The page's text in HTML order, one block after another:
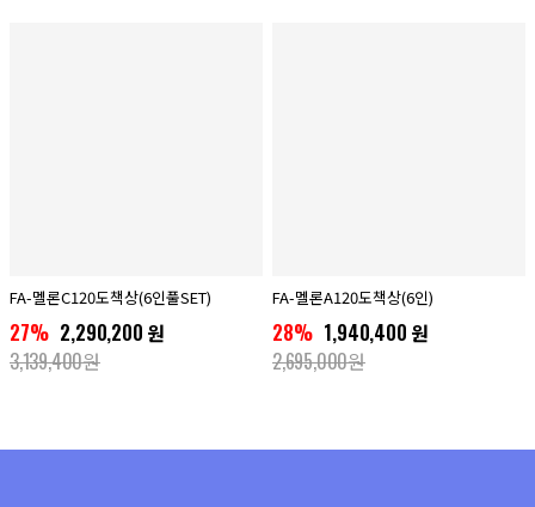
FA-멜론C120도책상(6인풀SET)
27% 2,290,200 원
3,139,400원
FA-멜론A120도책상(6인)
28% 1,940,400 원
2,695,000원